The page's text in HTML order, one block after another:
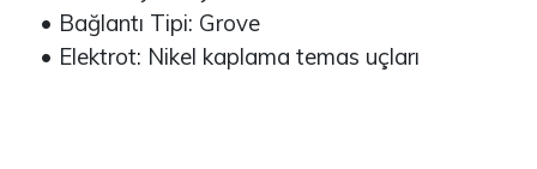
• Bağlantı Tipi: Grove
• Elektrot: Nikel kaplama temas uçları